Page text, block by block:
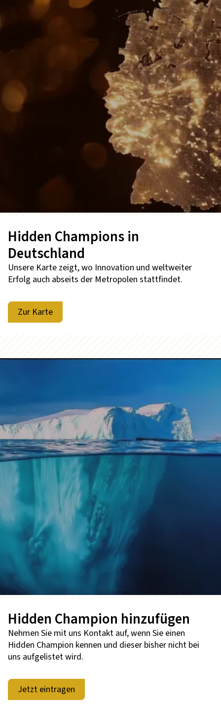
Hidden Champions in
Deutschland
Unsere Karte zeigt, wo Innovation und weltweiter
Erfolg auch abseits der Metropolen stattfindet.
Zur Karte
Hidden Champion hinzufügen
Nehmen Sie mit uns Kontakt auf, wenn Sie einen
Hidden Champion kennen und dieser bisher nicht bei
uns aufgelistet wird.
Jetzt eintragen